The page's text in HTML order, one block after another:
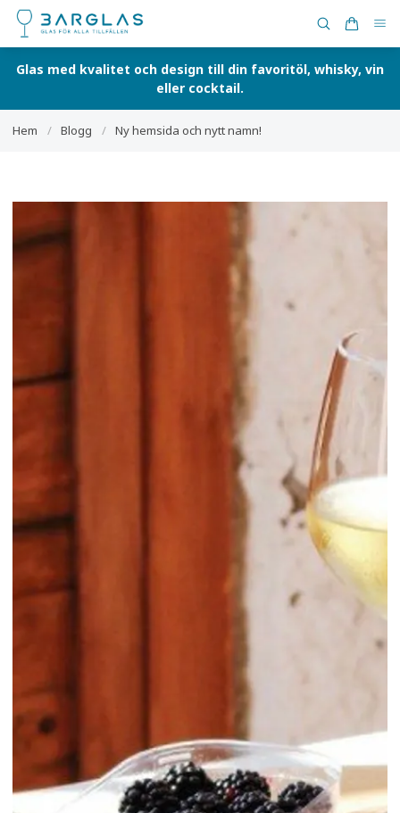
Glas med kvalitet och design till din favoritöl, whisky, vin
eller cocktail.
Hem / Blogg / Ny hemsida och nytt namn!